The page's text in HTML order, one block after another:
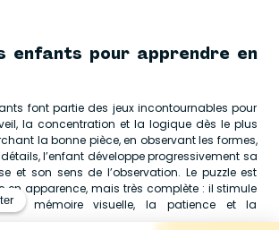
enfants pour apprendre en
font partie des jeux incontournables pour
la concentration et la logique dès le plus
la bonne pièce, en observant les formes,
l’enfant développe progressivement sa
et son sens de l’observation. Le puzzle est
en apparence, mais très complète : il stimule
la mémoire visuelle, la patience et la